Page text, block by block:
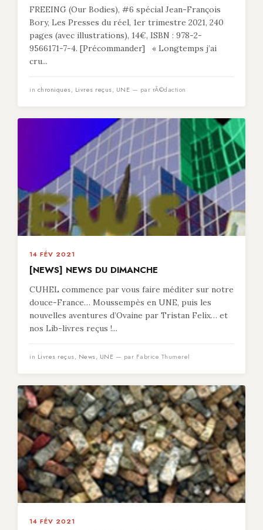
FREEING (Our Bodies), #6 spécial Jean-François
Bory, Les Presses du réel, 1er trimestre 2021, 240
pages (avec illustrations), 14€, ISBN : 978-2-
9566171-7-4. [Précommander] « Longtemps j’ai
cru...
in chroniques, Livres reçus, UNE — par rÃ©daction
14 FÉV 2021
[NEWS] NEWS DU DIMANCHE
CUHEL commence par vous faire méditer sur notre
douce-France… Moussempès en UNE, puis les
nouvelles aventures d’Ovaine par Tristan Felix… et
nos Lib-livres reçus !...
in Livres reçus, News, UNE — par Fabrice Thumerel
14 FÉV 2021